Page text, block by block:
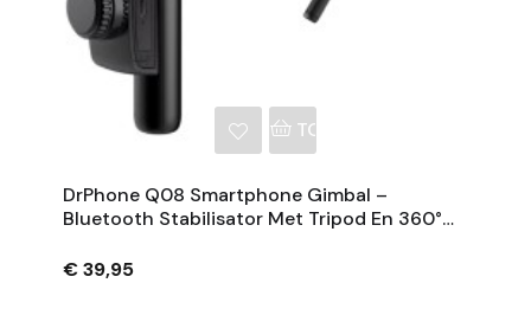
TOEVOEGEN AAN
DrPhone Q08 Smartphone Gimbal –
Bluetooth Stabilisator Met Tripod En 360°
€ 39,95